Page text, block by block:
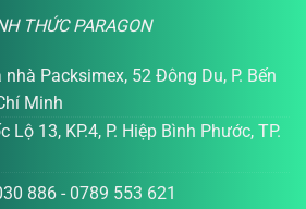
THỨC PARAGON
nhà Packsimex, 52 Đông Du, P. Bến
Minh
Lộ 13, KP.4, P. Hiệp Bình Phước, TP.
886 - 0789 553 621